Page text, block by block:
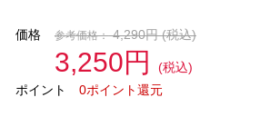
価格 参考価格： 4,290円(税込)
3,250円
(税込)
ポイント
0ポイント還元